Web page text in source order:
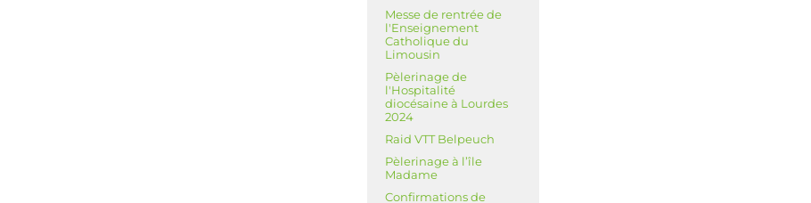
Messe de rentrée de
l'Enseignement
Catholique du
Limousin
Pèlerinage de
l'Hospitalité
diocésaine à Lourdes
2024
Raid VTT Belpeuch
Pèlerinage à l’île
Madame
Confirmations de